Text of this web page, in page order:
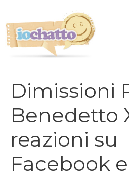
contenuto
Dimissioni
Benedetto
reazioni su
Facebook